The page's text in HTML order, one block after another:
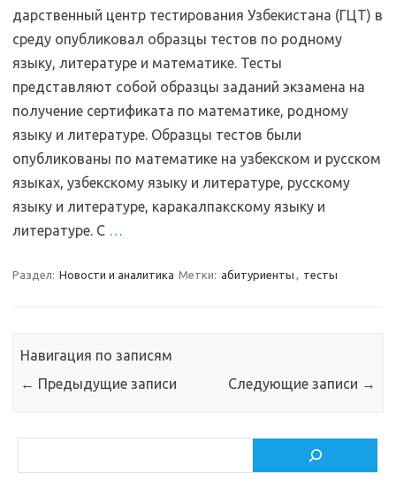
дарственный центр тестирования Узбекистана (ГЦТ) в
среду опубликовал образцы тестов по родному
языку, литературе и математике. Тесты
представляют собой образцы заданий экзамена на
получение сертификата по математике, родному
языку и литературе. Образцы тестов были
опубликованы по математике на узбекском и русском
языках, узбекскому языку и литературе, русскому
языку и литературе, каракалпакскому языку и
литературе. С …
Раздел: Новости и аналитика Метки: абитуриенты , тесты
Навигация по записям
← Предыдущие записи Следующие записи →